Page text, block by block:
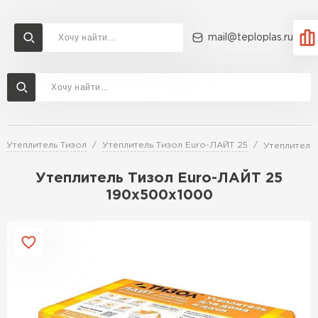
mail@teploplas.ru
Утеплитель Тизол Утеплитель Тизол Euro-ЛАЙТ 25
Утеплитель Тизол Euro-ЛАЙТ 25
190х500х1000
Доставка и оплата
Утеплитель Ветонит
ПЕРЕЙТИ
Утеплитель Технониколь
Утеплитель Rockwool